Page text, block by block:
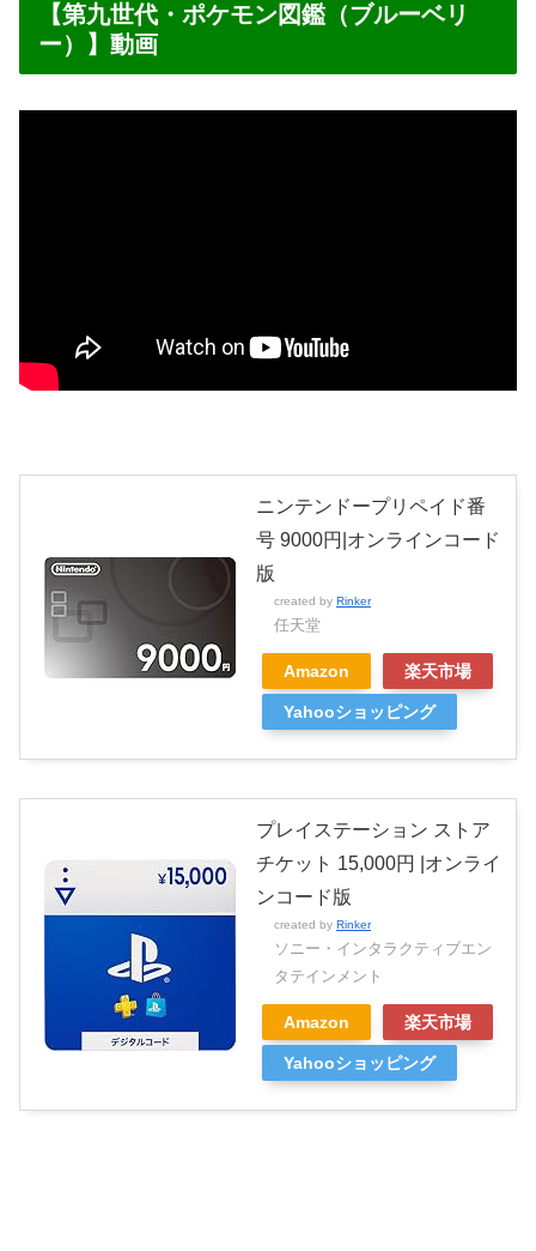
【第九世代・ポケモン図鑑（ブルーベリ
ー）】動画
ニンテンドープリペイド番
号 9000円|オンラインコード
版
created by Rinker
任天堂
Amazon 楽天市場
Yahooショッピング
プレイステーション ストア
チケット 15,000円 |オンライ
ンコード版
created by Rinker
ソニー・インタラクティブエン
タテインメント
Amazon 楽天市場
Yahooショッピング